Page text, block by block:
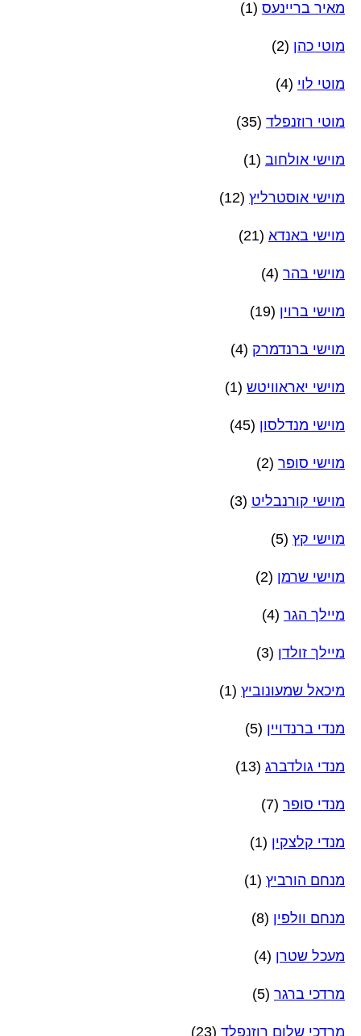
מאיר בריינעס (1)
מוטי כהן (2)
מוטי לוי (4)
מוטי רוזנפלד (35)
מוישי אולחוב (1)
מוישי אוסטרליץ (12)
מוישי באנדא (21)
מוישי בהר (4)
מוישי ברוין (19)
מוישי ברנדמרק (4)
מוישי יאראוויטש (1)
מוישי מנדלסון (45)
מוישי סופר (2)
מוישי קורנבליט (3)
מוישי קץ (5)
מוישי שרמן (2)
מיילך הגר (4)
מיילך זולדן (3)
מיכאל שמעונוביץ (1)
מנדי ברנדויין (5)
מנדי גולדברג (13)
מנדי סופר (7)
מנדי קלצקין (1)
מנחם הורביץ (1)
מנחם וולפין (8)
מעכל שטרן (4)
מרדכי ברגר (5)
מרדכי שלום רוזנפלד (23)